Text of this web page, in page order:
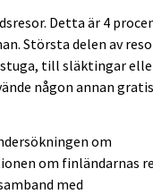
Detta är 4
Största delen av
stuga, till släktingar
någon annan gratis
om
om finländarnas
med